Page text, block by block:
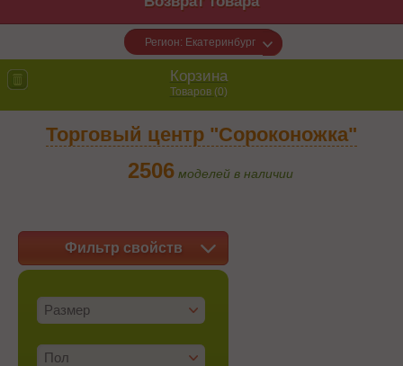
Регион: Екатеринбург
Корзина
Товаров (0)
Торговый центр "Сороконожка"
2506 моделей в наличии
Фильтр свойств
Размер
Пол